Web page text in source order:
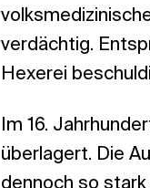
verdächtig.
Hexerei
Im 16.
überlagert. Die
dennoch so